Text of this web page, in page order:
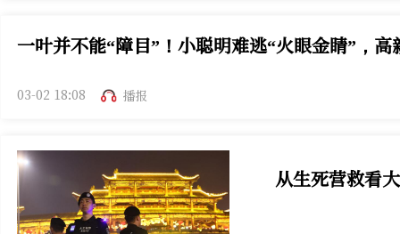
一叶并不能“障目”！小聪明难逃“火眼金睛”，
03-02 18:08 播报
从生死营救看